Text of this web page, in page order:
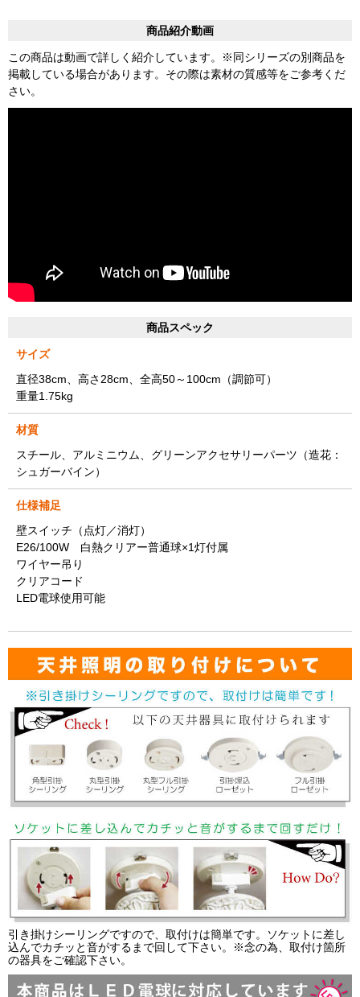
商品紹介動画
この商品は動画で詳しく紹介しています。※同シリーズの別商品を
掲載している場合があります。その際は素材の質感等をご参考くだ
さい。
商品スペック
サイズ
直径38cm、高さ28cm、全高50～100cm（調節可）
重量1.75kg
材質
スチール、アルミニウム、グリーンアクセサリーパーツ（造花：
シュガーバイン）
仕様補足
壁スイッチ（点灯／消灯）
E26/100W 白熱クリアー普通球×1灯付属
ワイヤー吊り
クリアコード
LED電球使用可能
引き掛けシーリングですので、取付けは簡単です。ソケットに差し
込んでカチッと音がするまで回して下さい。※念の為、取付け箇所
の器具をご確認下さい。